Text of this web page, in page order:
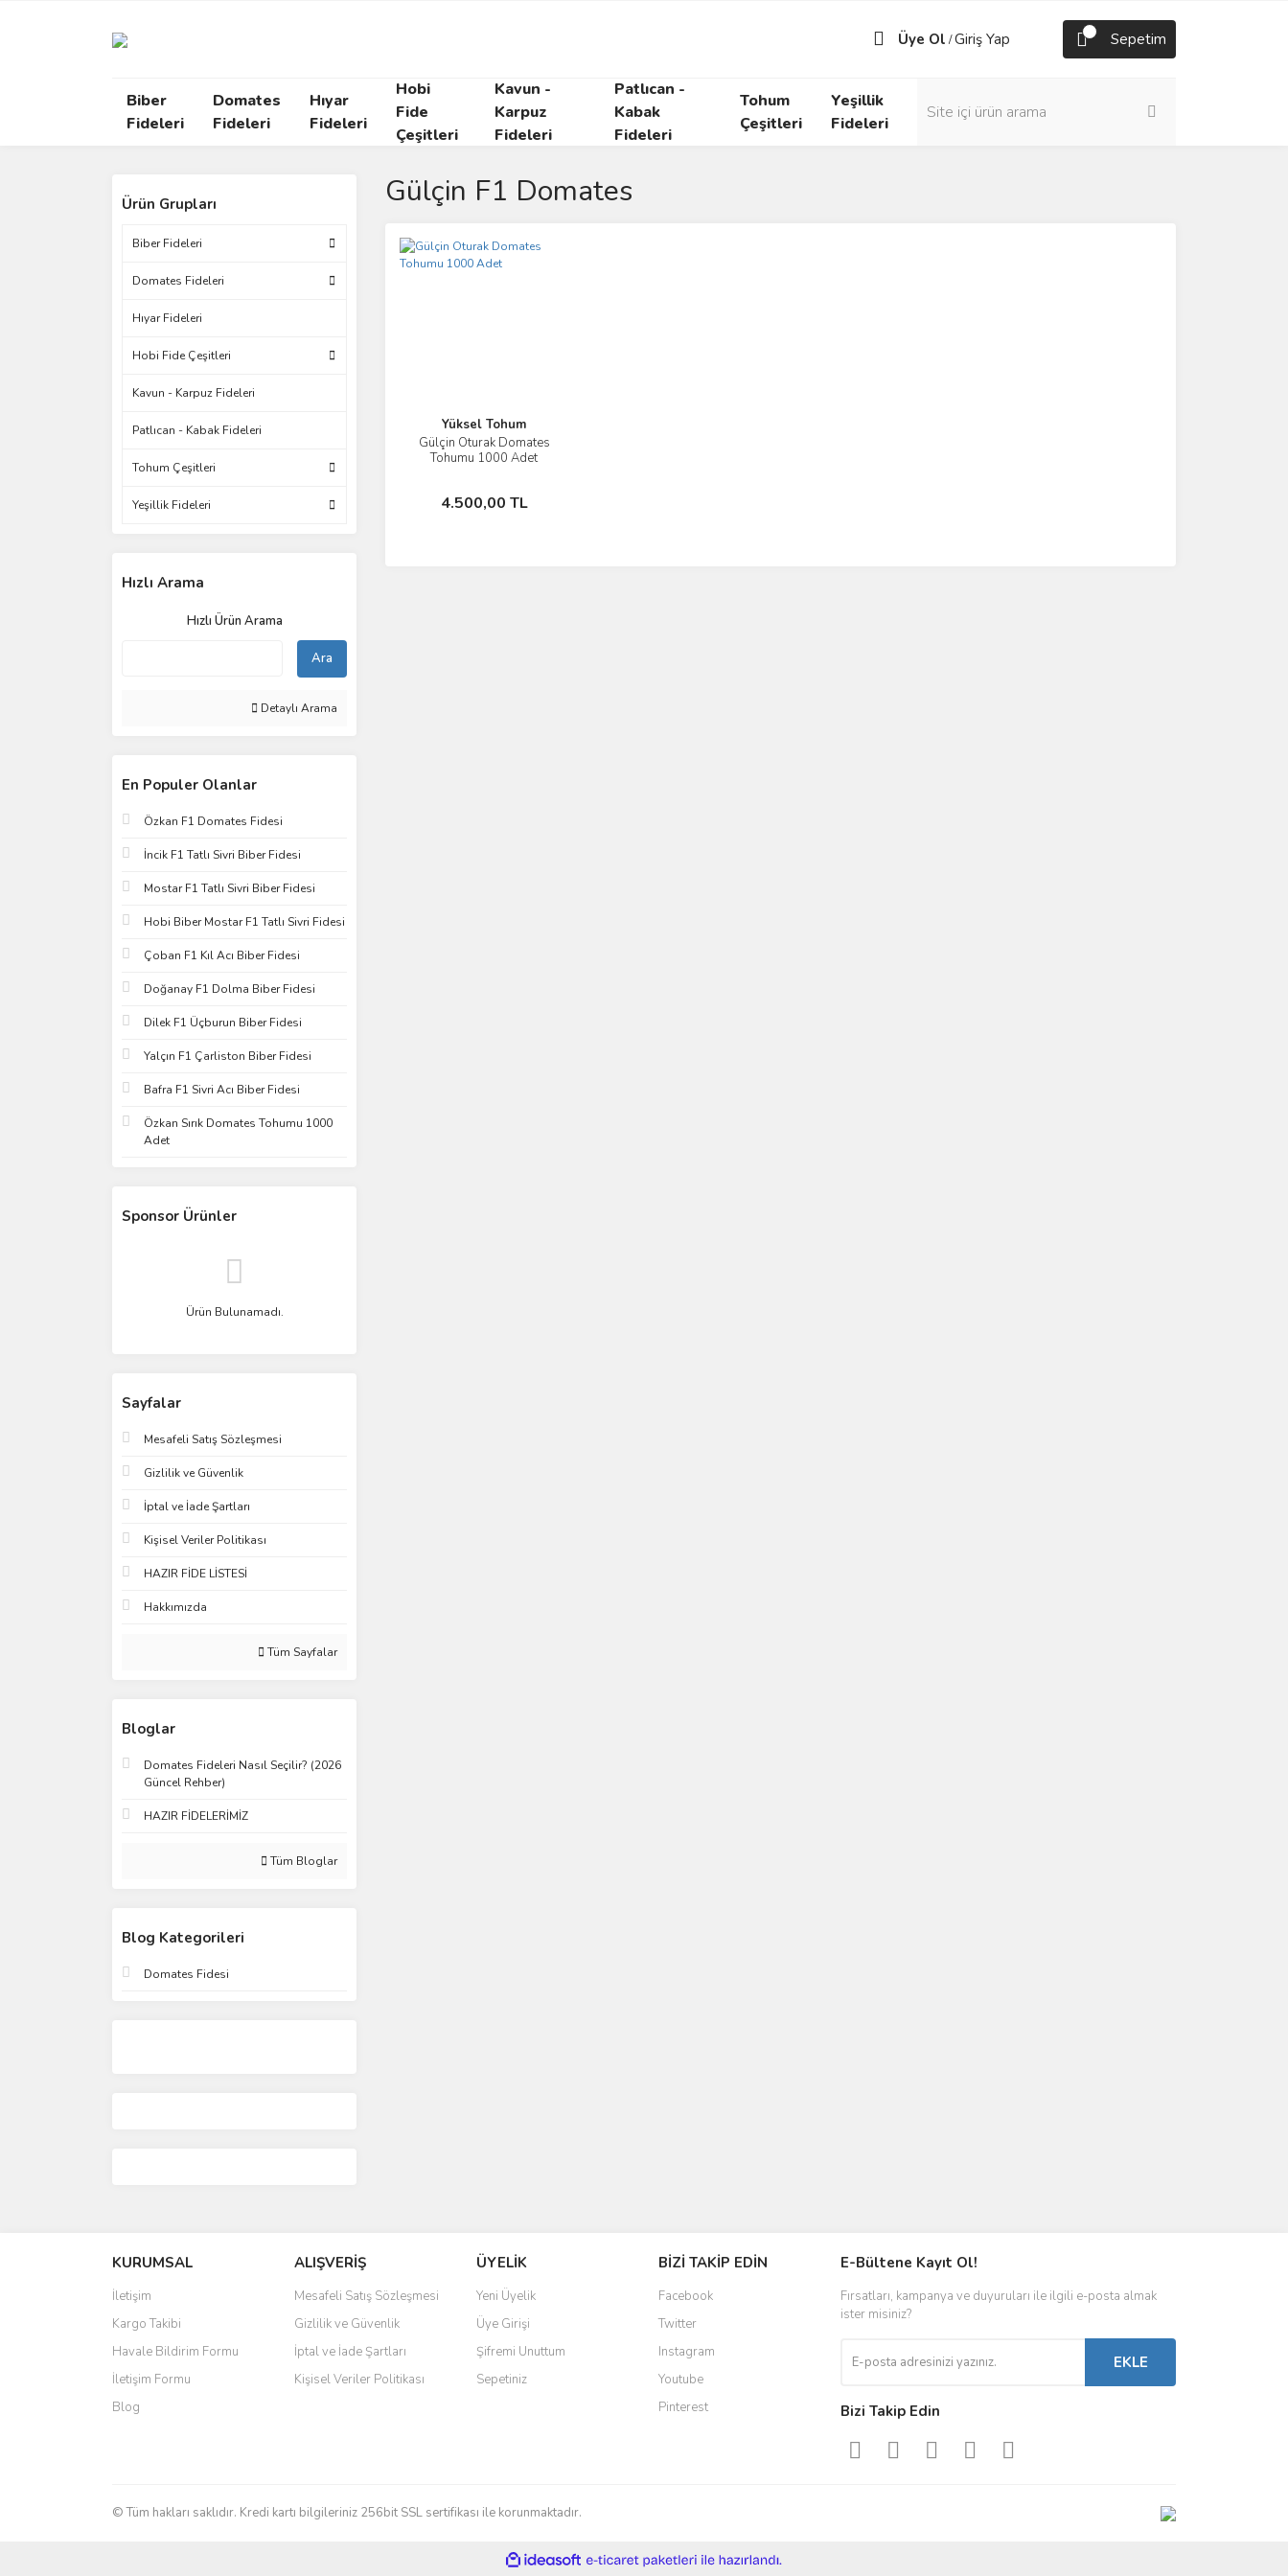
Üye Ol /Giriş Yap Sepetim
Biber
Fideleri
Domates
Fideleri
Hıyar
Fideleri
Hobi
Fide
Çeşitleri
Kavun -
Karpuz
Fideleri
Patlıcan -
Kabak
Fideleri
Tohum
Çeşitleri
Yeşillik
Fideleri
Ürün Grupları
Biber Fideleri
Domates Fideleri
Hıyar Fideleri
Hobi Fide Çeşitleri
Kavun - Karpuz Fideleri
Patlıcan - Kabak Fideleri
Tohum Çeşitleri
Yeşillik Fideleri
Hızlı Arama
Hızlı Ürün Arama
Ara
Detaylı Arama
En Populer Olanlar
Özkan F1 Domates Fidesi
İncik F1 Tatlı Sivri Biber Fidesi
Mostar F1 Tatlı Sivri Biber Fidesi
Hobi Biber Mostar F1 Tatlı Sivri Fidesi
Çoban F1 Kıl Acı Biber Fidesi
Doğanay F1 Dolma Biber Fidesi
Dilek F1 Üçburun Biber Fidesi
Yalçın F1 Çarliston Biber Fidesi
Bafra F1 Sivri Acı Biber Fidesi
Özkan Sırık Domates Tohumu 1000
Adet
Sponsor Ürünler
Ürün Bulunamadı.
Sayfalar
Mesafeli Satış Sözleşmesi
Gizlilik ve Güvenlik
İptal ve İade Şartları
Kişisel Veriler Politikası
HAZIR FİDE LİSTESİ
Hakkımızda
Tüm Sayfalar
Bloglar
Domates Fideleri Nasıl Seçilir? (2026
Güncel Rehber)
HAZIR FİDELERİMİZ
Tüm Bloglar
Blog Kategorileri
Domates Fidesi
Gülçin F1 Domates
Yüksel Tohum
Gülçin Oturak Domates
Tohumu 1000 Adet
4.500,00 TL
İncele
Sepete Ekle
KURUMSAL
İletişim
Kargo Takibi
Havale Bildirim Formu
İletişim Formu
Blog
ALIŞVERİŞ
Mesafeli Satış Sözleşmesi
Gizlilik ve Güvenlik
İptal ve İade Şartları
Kişisel Veriler Politikası
ÜYELİK
Yeni Üyelik
Üye Girişi
Şifremi Unuttum
Sepetiniz
BİZİ TAKİP EDİN
Facebook
Twitter
Instagram
Youtube
Pinterest
E-Bültene Kayıt Ol!
Fırsatları, kampanya ve duyuruları ile ilgili e-posta almak
ister misiniz?
EKLE
Bizi Takip Edin
© Tüm hakları saklıdır. Kredi kartı bilgileriniz 256bit SSL sertifikası ile korunmaktadır.
ideasoft
e-